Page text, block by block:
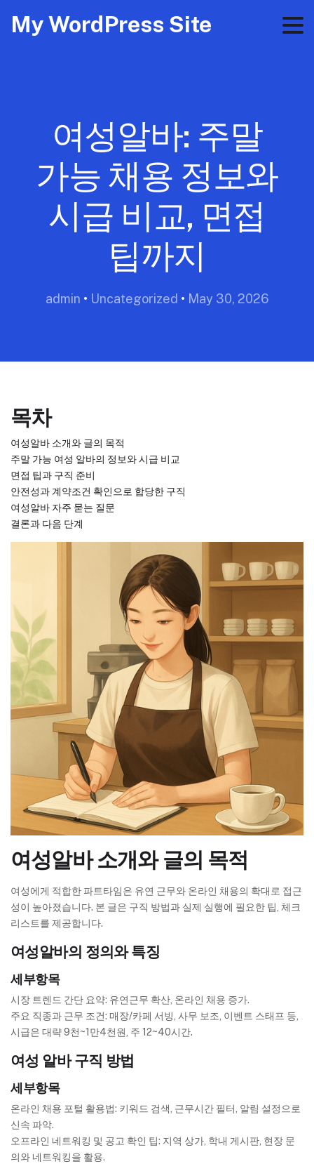
My WordPress Site
여성알바: 주말
가능 채용 정보와
시급 비교, 면접
팁까지
admin • Uncategorized • May 30, 2026
목차
여성알바 소개와 글의 목적
주말 가능 여성 알바의 정보와 시급 비교
면접 팁과 구직 준비
안전성과 계약조건 확인으로 합당한 구직
여성알바 자주 묻는 질문
결론과 다음 단계
여성알바 소개와 글의 목적
여성에게 적합한 파트타임은 유연 근무와 온라인 채용의 확대로 접근
성이 높아졌습니다. 본 글은 구직 방법과 실제 실행에 필요한 팁, 체크
리스트를 제공합니다.
여성알바의 정의와 특징
세부항목
시장 트렌드 간단 요약: 유연근무 확산, 온라인 채용 증가.
주요 직종과 근무 조건: 매장/카페 서빙, 사무 보조, 이벤트 스태프 등,
시급은 대략 9천~1만4천원, 주 12~40시간.
여성 알바 구직 방법
세부항목
온라인 채용 포털 활용법: 키워드 검색, 근무시간 필터, 알림 설정으로
신속 파악.
오프라인 네트워킹 및 공고 확인 팁: 지역 상가, 학내 게시판, 현장 문
의와 네트워킹을 활용.